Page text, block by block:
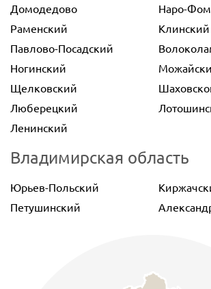
Домодедово
Раменский
Павлово-Посадский
Ногинский
Щелковский
Люберецкий
Ленинский
Наро-
Клинский
Владимирская область
Юрьев-Польский
Петушинский